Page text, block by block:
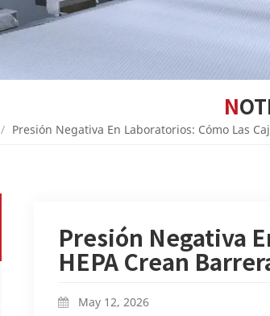
/ Presión Negativa En Laboratorios: Cómo Las
Presión Negativa
HEPA Crean
May 12, 2026